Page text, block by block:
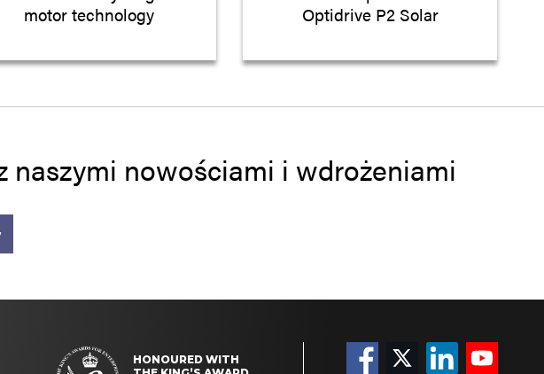
motor technology
Optidrive P2 Solar
naszymi nowościami i wdrożeniami
HONOURED WITH